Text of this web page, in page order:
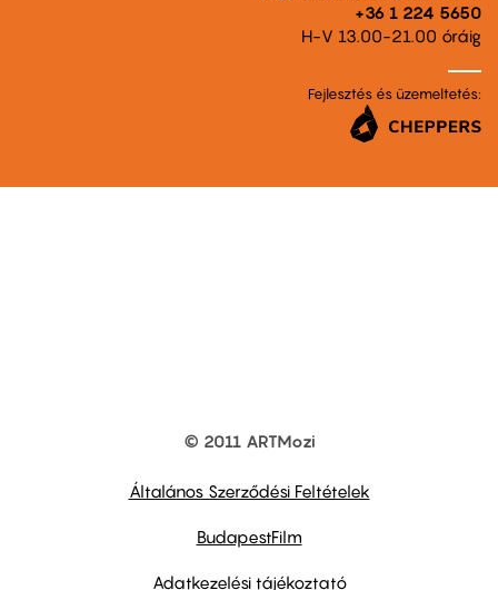
+36 1 224 5650
H-V 13.00-21.00 óráig
Fejlesztés és üzemeltetés:
© 2011 ARTMozi
Általános Szerződési Feltételek
BudapestFilm
Adatkezelési tájékoztató